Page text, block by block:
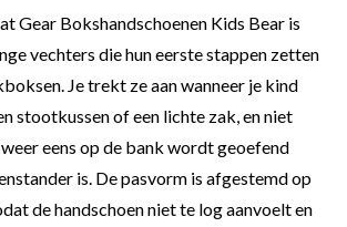
Gear Bokshandschoenen Kids Bear is
vechters die hun eerste stappen zetten
Je trekt ze aan wanneer je kind
stootkussen of een lichte zak, en niet
eens op de bank wordt geoefend
is. De pasvorm is afgestemd op
de handschoen niet te log aanvoelt en